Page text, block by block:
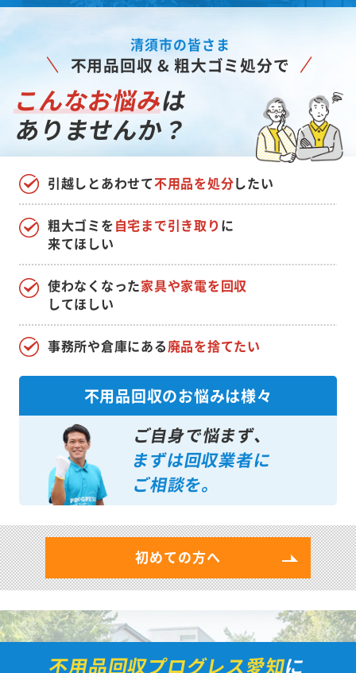
清須市の皆さま
不用品回収 & 粗大ゴミ処分で
こんなお悩みは
ありませんか？
引越しとあわせて不用品を処分したい
使わなくなった家具や家電を回収
してほしい
粗大ゴミを自宅まで引き取り に
来てほしい
事務所や倉庫にある廃品を捨てたい
不用品回収のお悩みは様々
ご自身で悩まず、
まずは回収業者に
ご相談を。
初めての方へ
不用品回収プログレス愛知に